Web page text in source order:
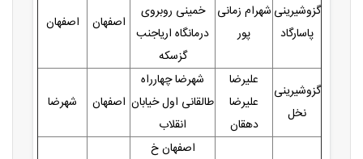
گزوشیرینی
پاسارگاد
شهرام زمانی
پور
خمینی روبروی
درمانگاه اریاجنب
گزسکه
اصفهان اصفهان
گزوشیرینی
نخل
علیرضا
علیرضا
دهقان
شهرضا چهارراه
طالقانی اول خیابان
انقلاب
اصفهان شهرضا
اصفهان خ